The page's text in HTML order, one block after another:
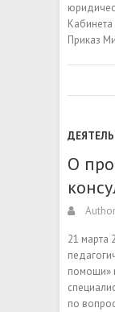
Приказ
О
Author
21 марта
помощи»
по